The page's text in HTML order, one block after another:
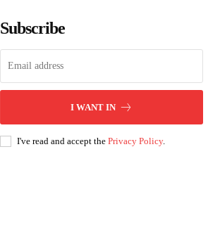
Subscribe
I WANT IN
I've read and accept the Privacy Policy.